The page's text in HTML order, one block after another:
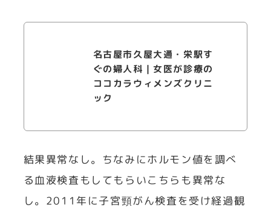
名古屋市久屋大通・栄駅す
ぐの婦人科｜女医が診療の
ココカラウィメンズクリニ
ック
結果異常なし。ちなみにホルモン値を調べ
る血液検査もしてもらいこちらも異常な
し。2011年に子宮頸がん検査を受け経過観